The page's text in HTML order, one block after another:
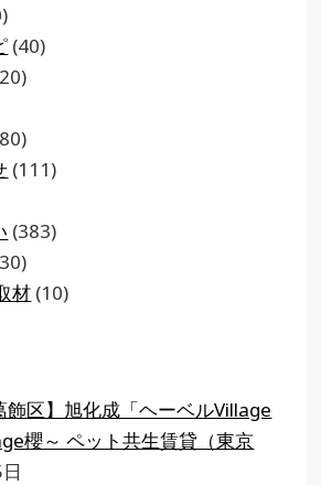
(40)
(111)
(383)
材 (10)
飾区】旭化成「ヘーベルVillage
櫻～ ペット共生賃貸（東京